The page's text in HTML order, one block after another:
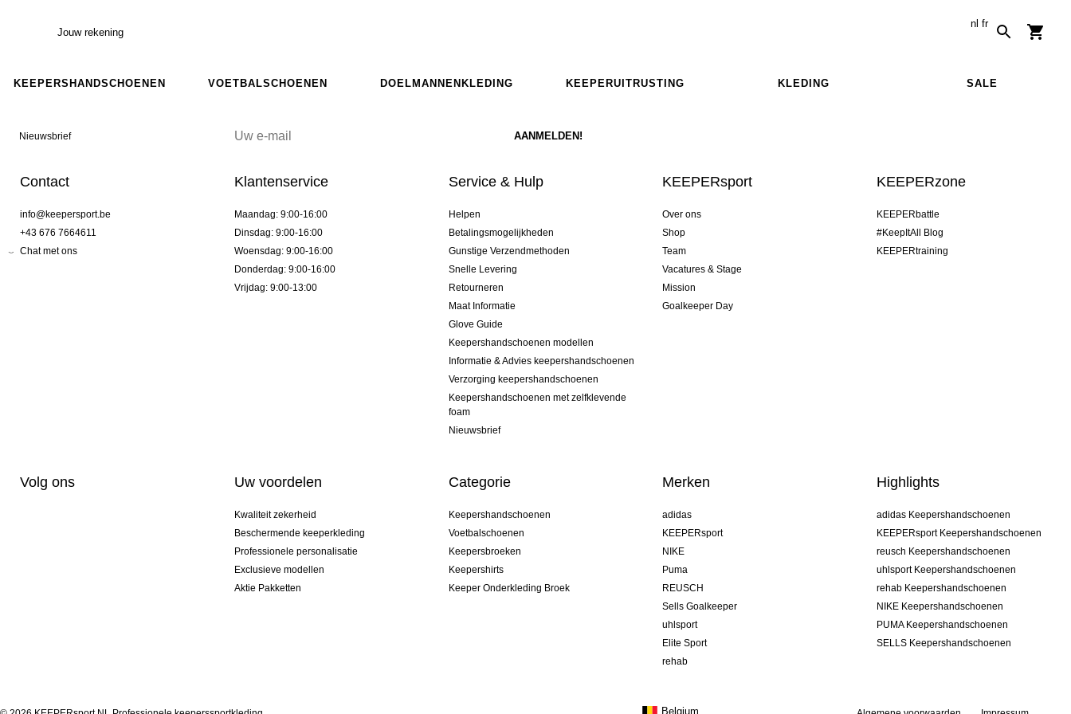
Jouw rekening
nl fr
KEEPERSHANDSCHOENEN VOETBALSCHOENEN DOELMANNENKLEDING KEEPERUITRUSTING KLEDING SALE
Nieuwsbrief
Contact
info@keepersport.be
+43 676 7664611
Chat met ons
Klantenservice
Maandag: 9:00-16:00
Dinsdag: 9:00-16:00
Woensdag: 9:00-16:00
Donderdag: 9:00-16:00
Vrijdag: 9:00-13:00
Service & Hulp
Helpen
Betalingsmogelijkheden
Gunstige Verzendmethoden
Snelle Levering
Retourneren
Maat Informatie
Glove Guide
Keepershandschoenen modellen
Informatie & Advies keepershandschoenen
Verzorging keepershandschoenen
Keepershandschoenen met zelfklevende
foam
Nieuwsbrief
KEEPERsport
Over ons
Shop
Team
Vacatures & Stage
Mission
Goalkeeper Day
KEEPERzone
KEEPERbattle
#KeepItAll Blog
KEEPERtraining
Volg ons Uw voordelen
Kwaliteit zekerheid
Beschermende keeperkleding
Professionele personalisatie
Exclusieve modellen
Aktie Pakketten
Categorie
Keepershandschoenen
Voetbalschoenen
Keepersbroeken
Keepershirts
Keeper Onderkleding Broek
Merken
adidas
KEEPERsport
NIKE
Puma
REUSCH
Sells Goalkeeper
uhlsport
Elite Sport
rehab
Highlights
adidas Keepershandschoenen
KEEPERsport Keepershandschoenen
reusch Keepershandschoenen
uhlsport Keepershandschoenen
rehab Keepershandschoenen
NIKE Keepershandschoenen
PUMA Keepershandschoenen
SELLS Keepershandschoenen
Belgium